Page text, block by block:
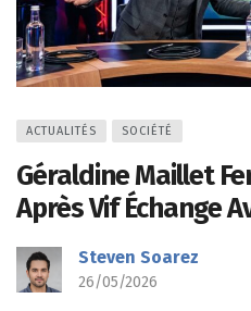
ACTUALITÉS SOCIÉTÉ
Géraldine Maillet
Après Vif Échange
Steven Soarez
26/05/2026